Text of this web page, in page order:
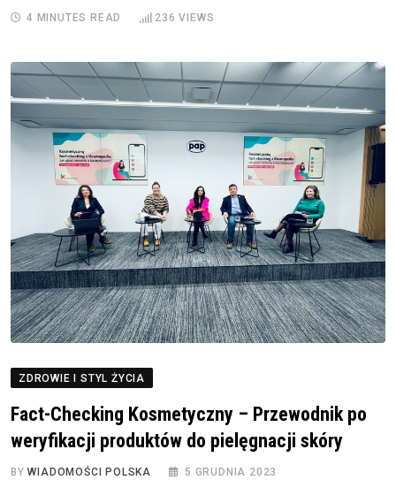
4 MINUTES READ 236 VIEWS
ZDROWIE I STYL ŻYCIA
Fact-Checking Kosmetyczny – Przewodnik po
weryfikacji produktów do pielęgnacji skóry
BYWIADOMOŚCI POLSKA 5 GRUDNIA 2023